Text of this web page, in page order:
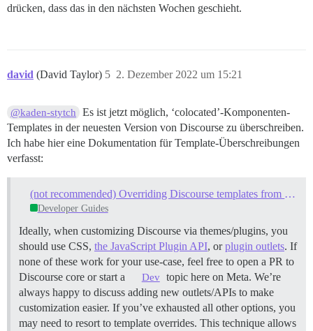
drücken, dass das in den nächsten Wochen geschieht.
david (David Taylor) 2. Dezember 2022 um 15:21
5
@kaden-stytch
Es ist jetzt möglich, ‘colocated’-Komponenten-
Templates in der neuesten Version von Discourse zu überschreiben.
Ich habe hier eine Dokumentation für Template-Überschreibungen
verfasst:
(not recommended) Overriding Discourse templates from a Theme or Plugin
Developer Guides
Ideally, when customizing Discourse via themes/plugins, you
should use CSS, the JavaScript Plugin API, orplugin outlets. If
none of these work for your use-case, feel free to open a PR to
Discourse core or start a
Dev topic here on Meta. We’re
always happy to discuss adding new outlets/APIs to make
customization easier. If you’ve exhausted all other options, you
may need to resort to template overrides. This technique allows